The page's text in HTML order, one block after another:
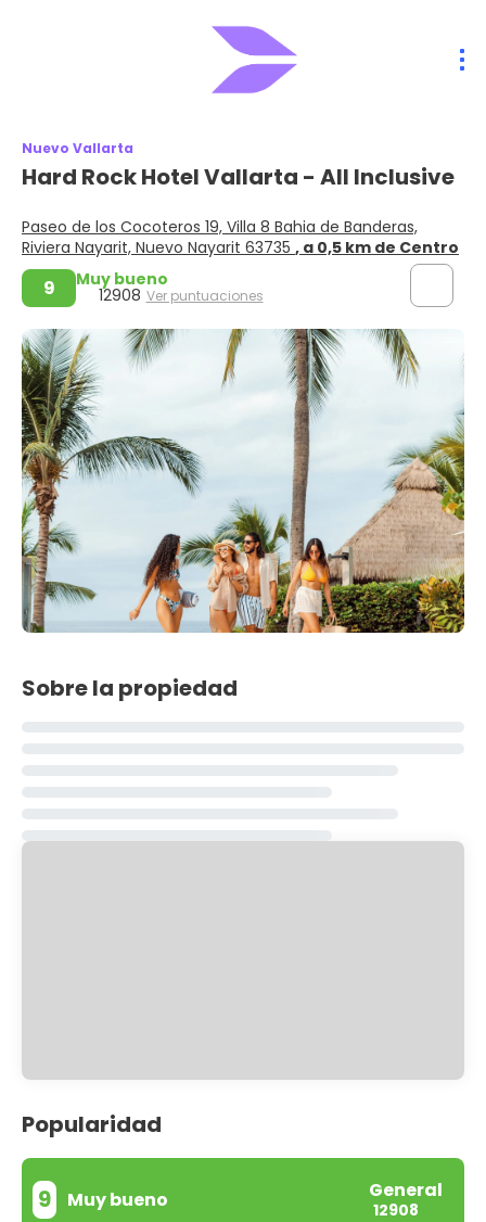
Nuevo Vallarta
Hard Rock Hotel Vallarta - All Inclusive
Paseo de los Cocoteros 19, Villa 8 Bahia de Banderas,
Riviera Nayarit, Nuevo Nayarit 63735 , a 0,5 km de Centro
9 Muy bueno
12908 Ver puntuaciones
Sobre la propiedad
Popularidad
9 Muy bueno General
12908